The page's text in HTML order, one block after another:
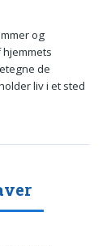
og
de
liv i et sted